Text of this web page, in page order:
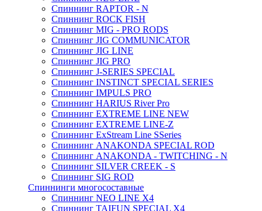
Спиннинг RAPTOR - N
Спиннинг ROCK FISH
Спиннинг MIG - PRO RODS
Спиннинг JIG COMMUNICATOR
Спиннинг JIG LINE
Спиннинг JIG PRO
Спиннинг J-SERIES SPECIAL
Спиннинг INSTINCT SPECIAL SERIES
Спиннинг IMPULS PRO
Спиннинг HARIUS River Pro
Спиннинг EXTREME LINE NEW
Спиннинг EXTREME LINE-Z
Спиннинг ExStream Line SSeries
Спиннинг ANAKONDA SPECIAL ROD
Спиннинг ANAKONDA - TWITCHING - N
Спиннинг SILVER CREEK - S
Спиннинг SIG ROD
Спиннинги многосоставные
Спиннинг NEO LINE X4
Спиннинг TAIFUN SPECIAL X4